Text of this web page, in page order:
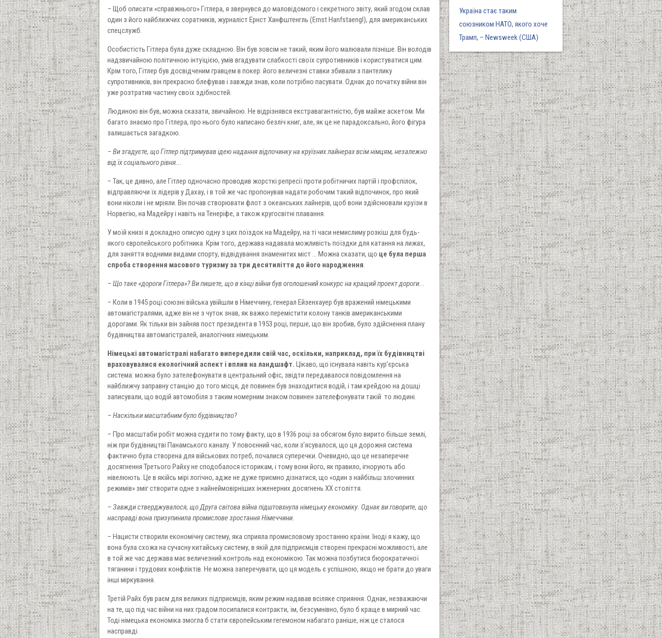
–Щоб описати «справжнього» Гітлера, я звернувся до маловідомого і секретного звіту, який згодом склав
один з його найближчих соратників, журналіст Ернст Ханфштенгль (Ernst Hanfstaengl), для американських
спецслужб.
Особистість Гітлера була дуже складною. Він був зовсім не такий, яким його малювали пізніше. Він володів
надзвичайною політичною інтуїцією, умів вгадувати слабкості своїх супротивників і користуватися цим.
Крім того, Гітлер був досвідченим гравцем в покер: його величезні ставки збивали з пантелику
супротивників, він прекрасно блефував і завжди знав, коли потрібно пасувати. Однак до початку війни він
уже розтратив частину своїх здібностей.
Людиною він був, можна сказати, звичайною. Не відрізнявся екстравагантністю, був майже аскетом. Ми
багато знаємо про Гітлера, про нього було написано безліч книг, але, як це не парадоксально, його фігура
залишається загадкою.
– Ви згадуєте, що Гітлер підтримував ідею надання відпочинку на круїзних лайнерах всім німцям, незалежно
від їх соціального рівня...
– Так, це дивно, але Гітлер одночасно проводив жорсткі репресії проти робітничих партій і профспілок,
відправляючи їх лідерів у Дахау, і в той же час пропонував надати робочим такий відпочинок, про який
вони ніколи і не мріяли. Він почав створювати флот з океанських лайнерів, щоб вони здійснювали круїзи в
Норвегію, на Мадейру і навіть на Тенеріфе, а також кругосвітні плавання.
У моїй книзі я докладно описую одну з цих поїздок на Мадейру, на ті часи немислиму розкіш для будь-
якого європейського робітника. Крім того, держава надавала можливість поїздки для катання на лижах,
для заняття водними видами спорту, відвідування знаменитих міст ... Можна сказати, що це була перша
спроба створення масового туризму за три десятиліття до його народження.
– Що таке «дороги Гітлера»? Ви пишете, що в кінці війни був оголошений конкурс на кращий проект дороги...
– Коли в 1945 році союзні війська увійшли в Німеччину, генерал Ейзенхауер був вражений німецькими
автомагістралями, адже він не з чуток знав, як важко перемістити колону танків американськими
дорогами. Як тільки він зайняв пост президента в 1953 році, перше, що він зробив, було здійснення плану
будівництва автомагістралей, аналогічних німецьким.
Німецькі автомагістралі набагато випередили свій час, оскільки, наприклад, при їх будівництві
враховувалися екологічний аспект і вплив на ландшафт. Цікаво, що існувала навіть кур’єрська
система: можна було зателефонувати в центральний офіс, звідти передавалося повідомлення на
найближчу заправну станцію до того місця, де повинен був знаходитися водій, і там крейдою на дошці
записували, що водій автомобіля з таким номерним знаком повинен зателефонувати такій то людині.
– Наскільки масштабним було будівництво?
– Про масштаби робіт можна судити по тому факту, що в 1936 році за обсягом було вирито більше землі,
ніж при будівництві Панамського каналу. У повоєнний час, коли з’ясувалося, що ця дорожня система
фактично була створена для військових потреб, почалися суперечки. Очевидно, що це незаперечне
досягнення Третього Райху не сподобалося історикам, і тому вони його, як правило, ігнорують або
нівелюють. Це в якійсь мірі логічно, адже не дуже приємно дізнатися, що «один з найбільш злочинних
режимів» зміг створити одне з найнеймовірніших інженерних досягнень XX століття.
– Завжди стверджувалося, що Друга світова війна підштовхнула німецьку економіку. Однак ви говорите, що
насправді вона призупинила промислове зростання Німеччини.
– Нацисти створили економічну систему, яка сприяла промисловому зростанню країни. Іноді я кажу, що
вона була схожа на сучасну китайську систему, в якій для підприємців створені прекрасні можливості, але
в той же час держава має величезний контроль над економікою. Так можна позбутися бюрократичної
тяганини і трудових конфліктів. Не можна заперечувати, що ця модель є успішною, якщо не брати до уваги
інші міркування.
Третій Райх був раєм для великих підприємців, яким режим надавав всіляке сприяння. Однак, незважаючи
на те, що під час війни на них градом посипалися контракти, їм, безсумнівно, було б краще в мирний час.
Тоді німецька економіка змогла б стати європейським гегемоном набагато раніше, ніж це сталося
насправді.
Україна стає таким
союзником НАТО, якого хоче
Трамп, – Newsweek (США)